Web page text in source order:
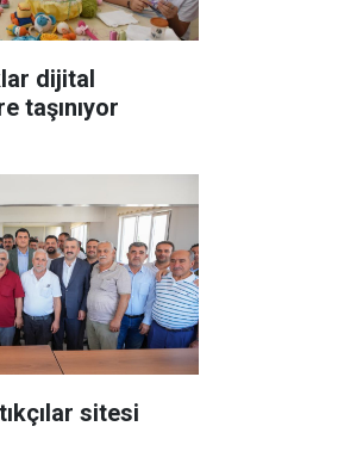
dijital
taşınıyor
sitesi